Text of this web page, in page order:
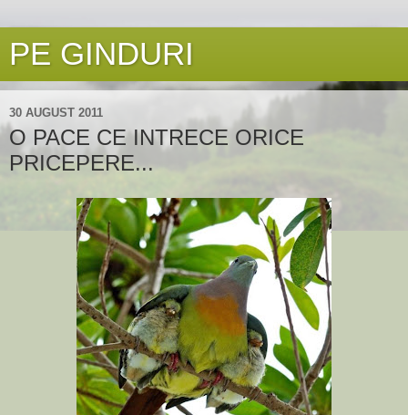
PE GINDURI
30 AUGUST 2011
O PACE CE INTRECE ORICE
PRICEPERE...